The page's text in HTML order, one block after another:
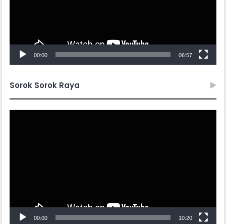
00:00 06:57
Sorok Sorok Raya
00:00 10:20